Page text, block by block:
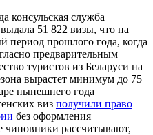
консульская служба
51 822 визы, что на
период прошлого года, когда
предварительным
туристов из Беларуси на
вырастет минимум до 75
нынешнего года
виз получили право
без оформления
чиновники рассчитывают,